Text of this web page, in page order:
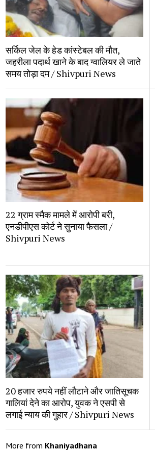
सर्किल जेल के हेड कांस्टेबल की मौत,
जहरीला पदार्थ खाने के बाद ग्वालियर ले जाते
समय तोड़ा दम / Shivpuri News
22 ग्राम स्मैक मामले में आरोपी बरी,
एनडीपीएस कोर्ट ने सुनाया फैसला /
Shivpuri News
20 हजार रुपये नहीं लौटाने और जातिसूचक
गालियां देने का आरोप, युवक ने एसपी से
लगाई न्याय की गुहार / Shivpuri News
More from Khaniyadhana